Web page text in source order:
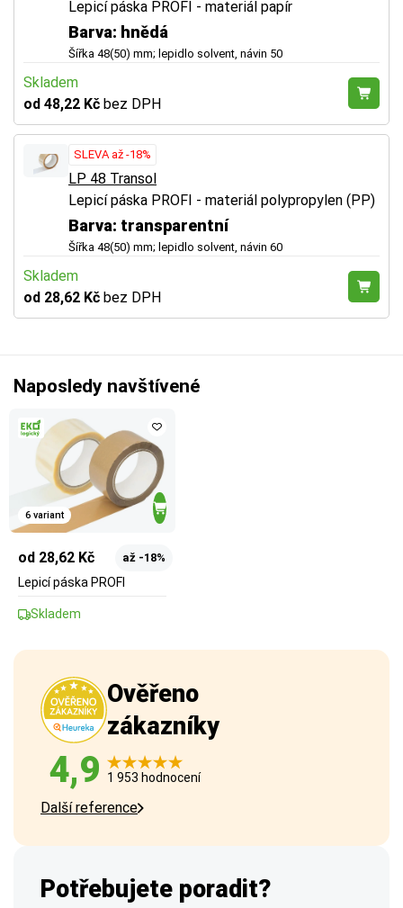
Lepicí páska PROFI - materiál papír
Barva: hnědá
Šířka 48(50) mm; lepidlo solvent, návin 50
Skladem
od 48,22 Kč bez DPH
SLEVA až -18%
LP 48 Transol
Lepicí páska PROFI - materiál polypropylen (PP)
Barva: transparentní
Šířka 48(50) mm; lepidlo solvent, návin 60
Skladem
od 28,62 Kč bez DPH
Naposledy navštívené
6 variant
od 28,62 Kč až -18%
Lepicí páska PROFI
Skladem
Ověřeno
zákazníky
4,9 1 953 hodnocení
Další reference
Potřebujete poradit?